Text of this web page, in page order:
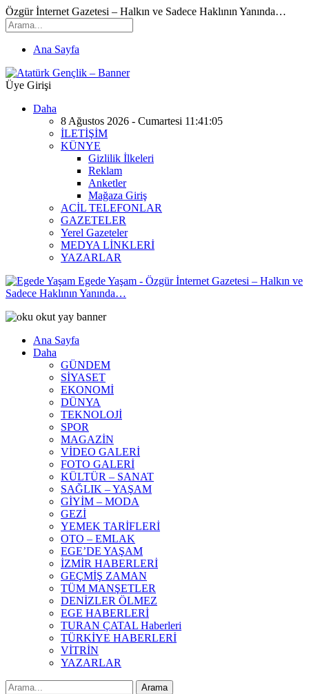
Özgür İnternet Gazetesi – Halkın ve Sadece Haklının Yanında…
Ana Sayfa
Üye Girişi
Daha
8 Ağustos 2026 - Cumartesi 11:41:05
İLETİŞİM
KÜNYE
Gizlilik İlkeleri
Reklam
Anketler
Mağaza Giriş
ACİL TELEFONLAR
GAZETELER
Yerel Gazeteler
MEDYA LİNKLERİ
YAZARLAR
Egede Yaşam - Özgür İnternet Gazetesi – Halkın ve
Sadece Haklının Yanında…
Ana Sayfa
Daha
GÜNDEM
SİYASET
EKONOMİ
DÜNYA
TEKNOLOJİ
SPOR
MAGAZİN
VİDEO GALERİ
FOTO GALERİ
KÜLTÜR – SANAT
SAĞLIK – YAŞAM
GİYİM – MODA
GEZİ
YEMEK TARİFLERİ
OTO – EMLAK
EGE’DE YAŞAM
İZMİR HABERLERİ
GEÇMİŞ ZAMAN
TÜM MANŞETLER
DENİZLER ÖLMEZ
EGE HABERLERİ
TURAN ÇATAL Haberleri
TÜRKİYE HABERLERİ
VİTRİN
YAZARLAR